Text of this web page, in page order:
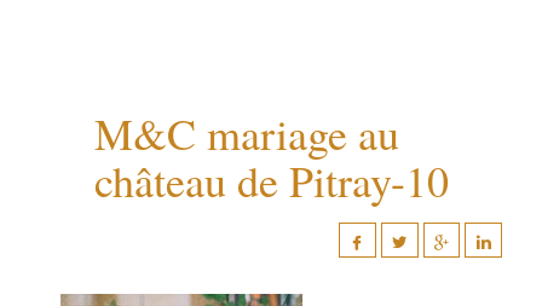
M&C mariage au
château de Pitray-10